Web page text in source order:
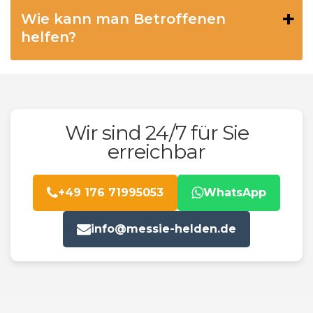
Wie kann man Betroffenen
helfen?
Wir sind 24/7 für Sie
erreichbar
+49 176 71995053 WhatsApp
info@messie-helden.de